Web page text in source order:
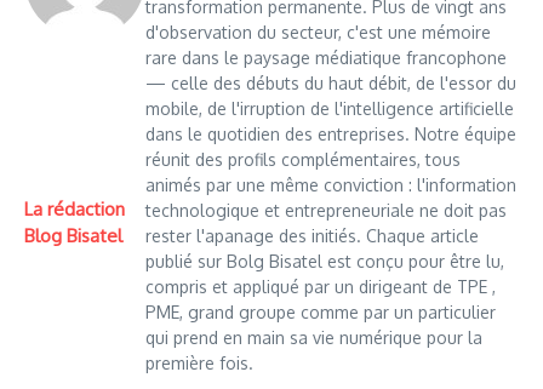
La rédaction
Blog Bisatel
transformation permanente. Plus de vingt ans
d'observation du secteur, c'est une mémoire
rare dans le paysage médiatique francophone
— celle des débuts du haut débit, de l'essor du
mobile, de l'irruption de l'intelligence artificielle
dans le quotidien des entreprises. Notre équipe
réunit des profils complémentaires, tous
animés par une même conviction : l'information
technologique et entrepreneuriale ne doit pas
rester l'apanage des initiés. Chaque article
publié sur Bolg Bisatel est conçu pour être lu,
compris et appliqué par un dirigeant de TPE ,
PME, grand groupe comme par un particulier
qui prend en main sa vie numérique pour la
première fois.